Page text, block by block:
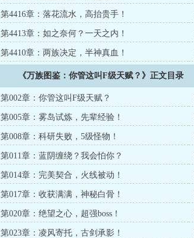
第4416章：落花流水，高抬贵手！
第4413章：如之奈何？一天之内！
第4410章：两族决定，半神真血！
《万族图鉴：你管这叫F级天赋？》正文目录
第002章：你管这叫F级天赋？
第005章：雾岛试炼，先辈经验！
第008章：科研失败，5级怪物！
第011章：蓝阴缠绕？我会怕你？
第014章：完美契合，火线被动！
第017章：收获满满，神秘白骨！
第020章：绝望之心，超强boss！
第023章：凌风寄托，古剑承影！